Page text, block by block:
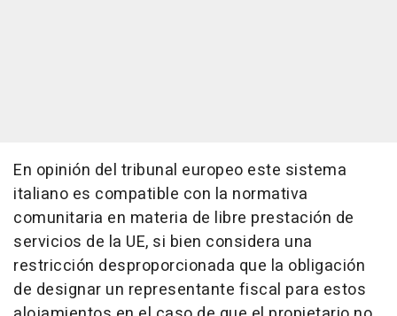
En opinión del tribunal europeo este sistema
italiano es compatible con la normativa
comunitaria en materia de libre prestación de
servicios de la UE, si bien considera una
restricción desproporcionada que la obligación
de designar un representante fiscal para estos